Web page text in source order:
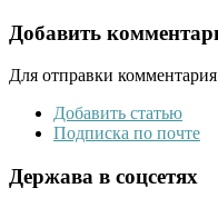
Добавить
Для отправки
Добавить статью
Подписка по почте
Держава в соцсетях